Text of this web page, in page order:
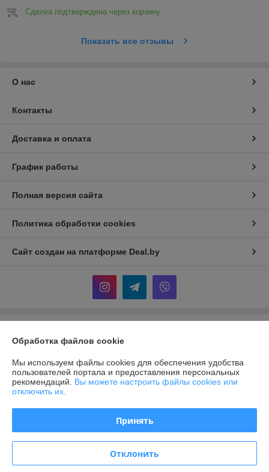
Сделка подтверждена через корзину
Показать все отзывы
О нас
Контакты
Доставка и оплата
График работы
Полная версия сайта
Политика обработки cookies
Сайт создан на платформе Deal.by
220004 г. Минск, ул. Раковская, д. 32, офис 6
Регистрационный номер ЕГР: 193372328
Регистрационный орган: Мингорисполком
Местонахождение книги жалоб и предложений: 220004, г. Минск, ул.
Раковская 32
Обработка файлов cookie
Мы используем файлы cookies для обеспечения удобства
пользователей портала и предоставления персональных
рекомендаций. Вы можете настроить файлы cookies или
отключить их.
Принять
Отклонить